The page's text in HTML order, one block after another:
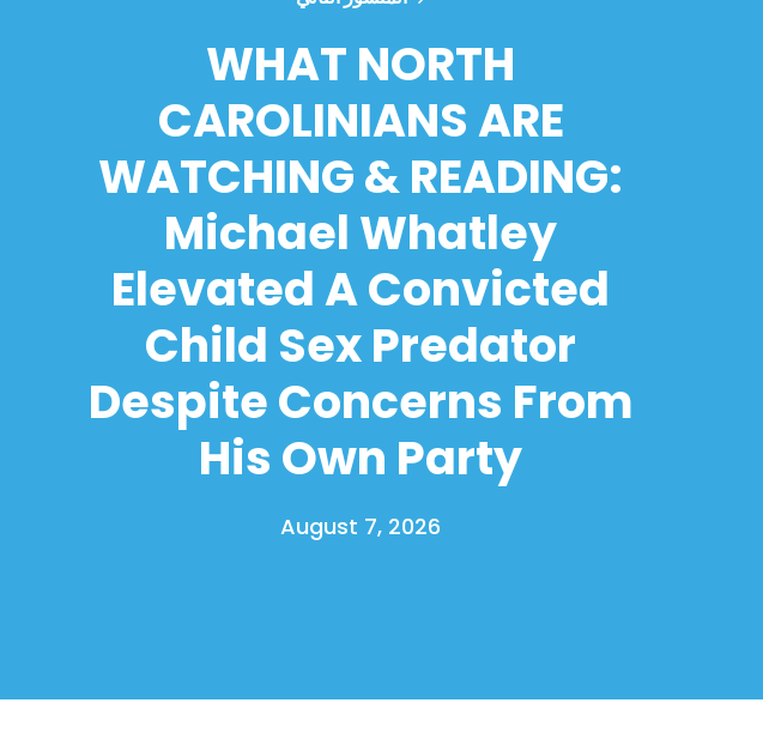
WHAT NORTH
CAROLINIANS ARE
WATCHING & READING:
Michael Whatley
Elevated A Convicted
Child Sex Predator
Despite Concerns From
His Own Party
August 7, 2026